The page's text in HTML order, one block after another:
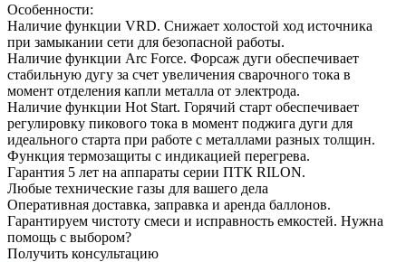
Особенности:
Наличие функции VRD. Снижает холостой ход источника
при замыкании сети для безопасной работы.
Наличие функции Arc Force. Форсаж дуги обеспечивает
стабильную дугу за счет увеличения сварочного тока в
момент отделения капли металла от электрода.
Наличие функции Hot Start. Горячий старт обеспечивает
регулировку пикового тока в момент поджига дуги для
идеального старта при работе с металлами разных толщин.
Функция термозащиты с индикацией перегрева.
Гарантия 5 лет на аппараты серии ПТК RILON.
Любые технические газы для вашего дела
Оперативная доставка, заправка и аренда баллонов.
Гарантируем чистоту смеси и исправность емкостей. Нужна
помощь с выбором?
Получить консультацию